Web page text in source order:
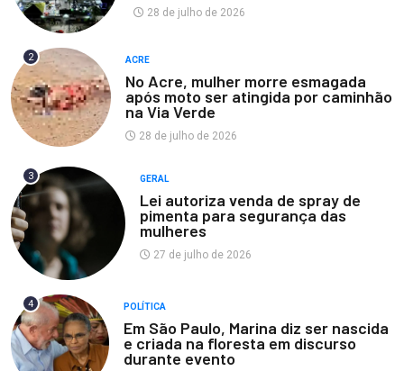
28 de julho de 2026
2 ACRE
No Acre, mulher morre esmagada
após moto ser atingida por caminhão
na Via Verde
28 de julho de 2026
3 GERAL
Lei autoriza venda de spray de
pimenta para segurança das
mulheres
27 de julho de 2026
4 POLÍTICA
Em São Paulo, Marina diz ser nascida
e criada na floresta em discurso
durante evento